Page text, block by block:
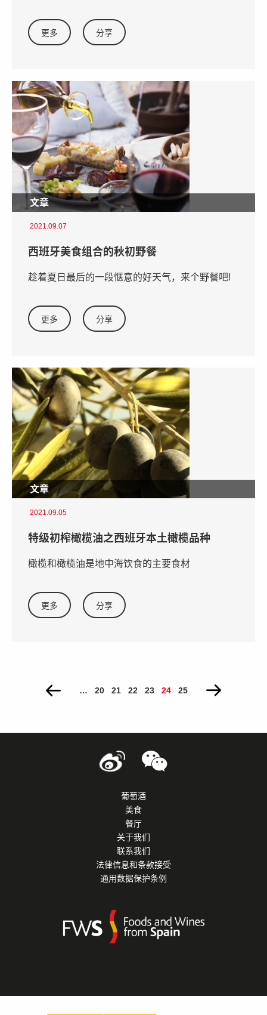
更多 分享
文章
2021.09.07
西班牙美食组合的秋初野餐
趁着夏日最后的一段惬意的好天气，来个野餐吧!
更多 分享
文章
2021.09.05
特级初榨橄榄油之西班牙本土橄榄品种
橄榄和橄榄油是地中海饮食的主要食材
更多 分享
… 20 21 22 23 24 25
葡萄酒
美食
餐厅
关于我们
联系我们
法律信息和条款接受
通用数据保护条例